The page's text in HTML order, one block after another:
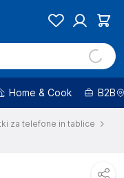
Home & Cook B2B
za telefone in tablice